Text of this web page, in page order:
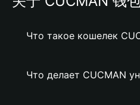
Что такое кошелек
Что делает CUCMAN